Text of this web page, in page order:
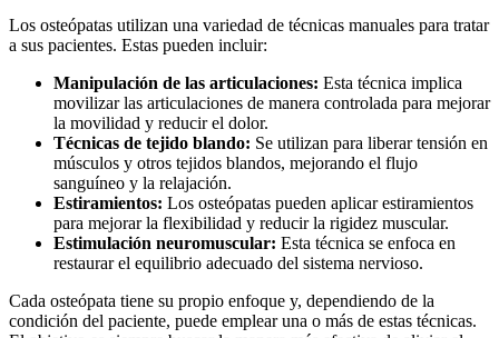
Los osteópatas utilizan una variedad de técnicas manuales para tratar
a sus pacientes. Estas pueden incluir:
Manipulación de las articulaciones: Esta técnica implica
movilizar las articulaciones de manera controlada para mejorar
la movilidad y reducir el dolor.
Técnicas de tejido blando: Se utilizan para liberar tensión en
músculos y otros tejidos blandos, mejorando el flujo
sanguíneo y la relajación.
Estiramientos: Los osteópatas pueden aplicar estiramientos
para mejorar la flexibilidad y reducir la rigidez muscular.
Estimulación neuromuscular: Esta técnica se enfoca en
restaurar el equilibrio adecuado del sistema nervioso.
Cada osteópata tiene su propio enfoque y, dependiendo de la
condición del paciente, puede emplear una o más de estas técnicas.